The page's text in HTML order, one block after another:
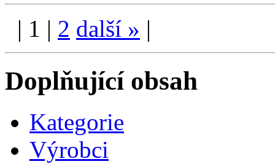
| 1 | 2 další » |
Doplňující obsah
Kategorie
Výrobci